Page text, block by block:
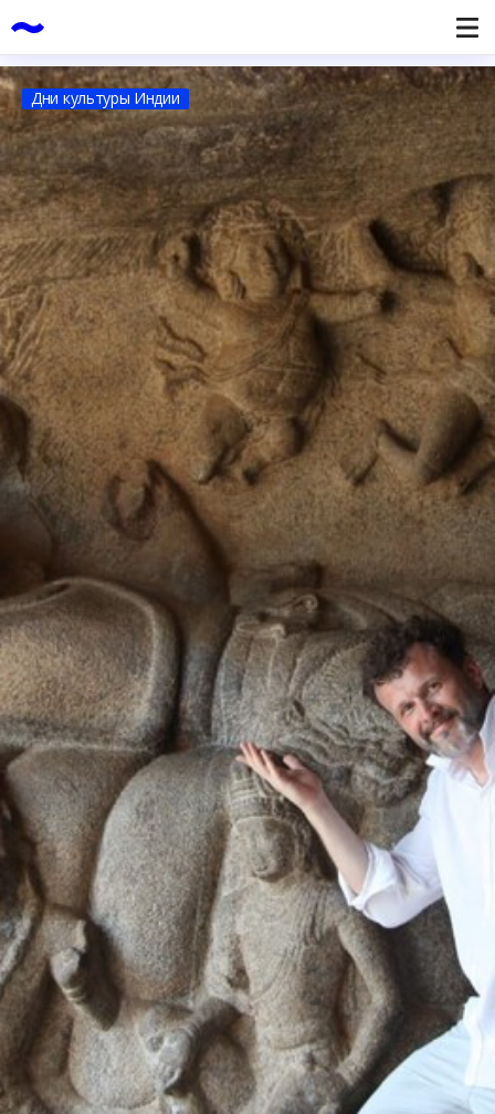
Дни культуры Индии